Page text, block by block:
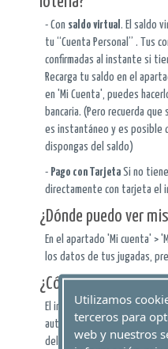
- Con saldo virtual. El saldo
tu “Cuenta Personal” . Tus
confirmadas al instante si
Recarga tu saldo en el
en 'Mi Cuenta', puedes
bancaria. (Pero recuerda
es instantáneo y es posible
dispongas del saldo)
- Pago con Tarjeta Si no
directamente con tarjeta el
¿Dónde puedo ver
En el apartado 'Mi cuenta' >
los datos de tus jugadas,
¿Cómo cobro mis
El importe íntegro de los
automáticamente en tu
del sorteo y la realización
Utilizamos
terceros para
web y nuestros